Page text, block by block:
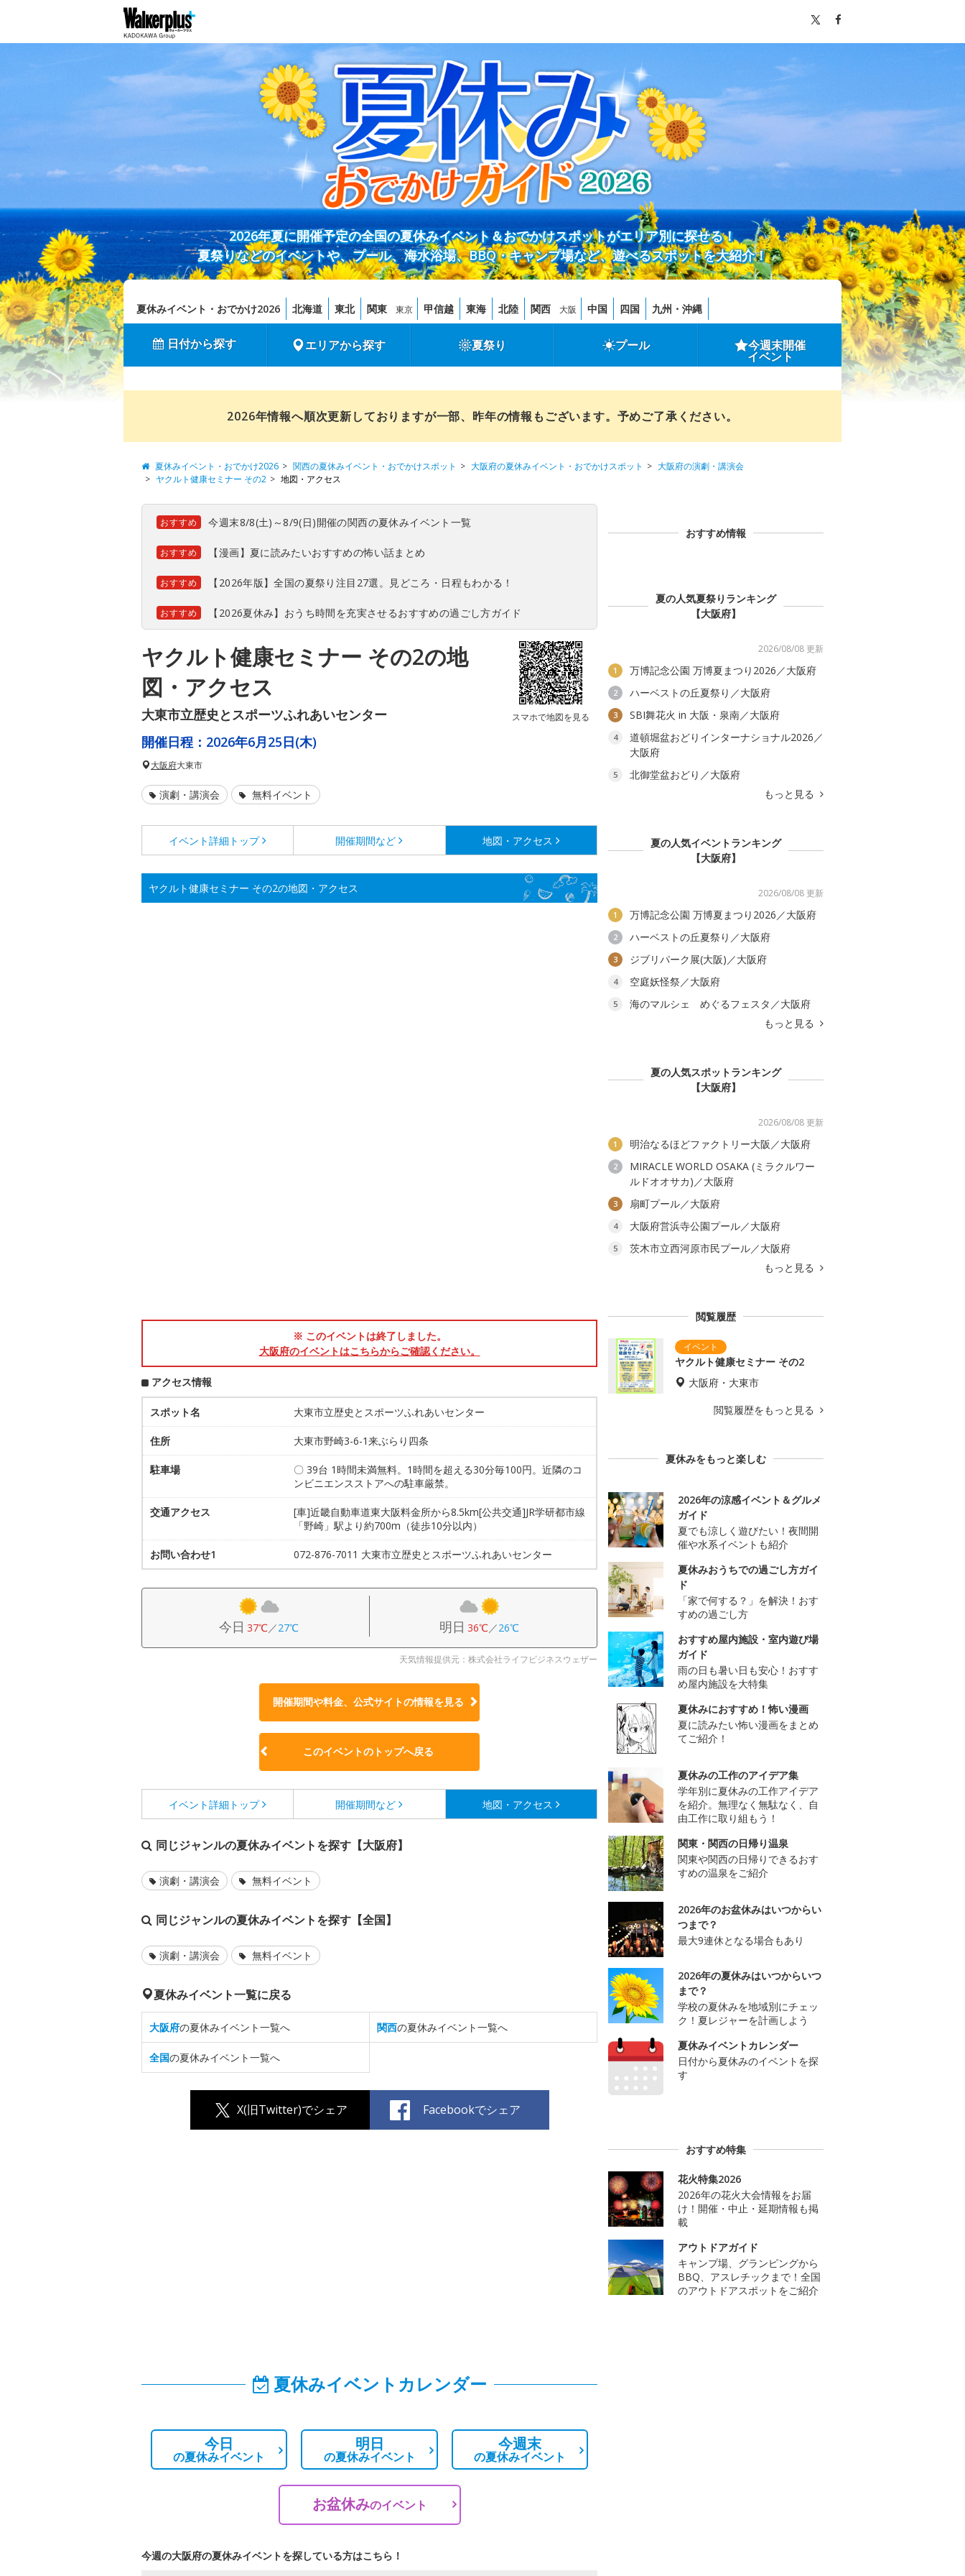
2026年夏に開催予定の全国の夏休みイベント＆おでかけスポットがエリア別に探せる！
夏祭りなどのイベントや、プール、海水浴場、BBQ・キャンプ場など、遊べるスポットを大紹介！
夏休みイベント・おでかけ2026 北海道 東北 関東 東京 甲信越 東海 北陸 関西 大阪 中国 四国 九州・沖縄
日付から探す エリアから探す 夏祭り プール 今週末開催
イベント
2026年情報へ順次更新しておりますが一部、昨年の情報もございます。予めご了承ください。
夏休みイベント・おでかけ2026 関西の夏休みイベント・おでかけスポット 大阪府の夏休みイベント・おでかけスポット
大阪府の演劇・講演会
ヤクルト健康セミナー その2
地図・アクセス
おすすめ 今週末8/8(土)～8/9(日)開催の関西の夏休みイベント一覧
おすすめ 【漫画】夏に読みたいおすすめの怖い話まとめ
おすすめ 【2026年版】全国の夏祭り注目27選。見どころ・日程もわかる！
おすすめ 【2026夏休み】おうち時間を充実させるおすすめの過ごし方ガイド
ヤクルト健康セミナー その2の地
図・アクセス
大東市立歴史とスポーツふれあいセンター スマホで地図を見る
開催日程： 2026年6月25日(木)
大阪府大東市
演劇・講演会 無料イベント
イベント詳細 トップ 開催期間など 地図・アクセス
ヤクルト健康セミナー その2の地図・アクセス
※ このイベントは終了しました。
大阪府のイベントはこちらからご確認ください。
アクセス情報
スポット名 大東市立歴史とスポーツふれあいセンター
住所 大東市野崎3-6-1来ぶらり四条
駐車場
〇 39台 1時間未満無料。1時間を超える30分毎100円。近隣のコ
ンビニエンスストアへの駐車厳禁。
交通アクセス
[車]近畿自動車道東大阪料金所から8.5km[公共交通]JR学研都市線
「野崎」駅より約700m（徒歩10分以内）
お問い合わせ1 072-876-7011 大東市立歴史とスポーツふれあいセンター
今日 37℃／27℃ 明日 36℃／26℃
天気情報提供元：株式会社ライフビジネスウェザー
開催期間や料金、公式サイトの情報を見る
このイベントのトップへ戻る
イベント詳細 トップ 開催期間など 地図・アクセス
同じジャンルの夏休みイベントを探す【大阪府】
演劇・講演会 無料イベント
同じジャンルの夏休みイベントを探す【全国】
演劇・講演会 無料イベント
夏休みイベント一覧に戻る
大阪府の夏休みイベント一覧へ 関西の夏休みイベント一覧へ
全国の夏休みイベント一覧へ
X(旧Twitter)でシェア Facebookでシェア
夏休みイベントカレンダー
今日
の夏休みイベント
明日
の夏休みイベント
今週末
の夏休みイベント
お盆休みのイベント
今週の大阪府の夏休みイベントを探している方はこちら！
おすすめ情報
夏の人気夏祭りランキング
【大阪府】
2026/08/08 更新
1 万博記念公園 万博夏まつり2026／大阪府
2 ハーベストの丘夏祭り／大阪府
3 SBI舞花火 in 大阪・泉南／大阪府
4
道頓堀盆おどりインターナショナル2026／
大阪府
5
北御堂盆おどり／大阪府
もっと見る
夏の人気イベントランキング
【大阪府】
2026/08/08 更新
1 万博記念公園 万博夏まつり2026／大阪府
2 ハーベストの丘夏祭り／大阪府
3 ジブリパーク展(大阪)／大阪府
4 空庭妖怪祭／大阪府
5
海のマルシェ めぐるフェスタ／大阪府
もっと見る
夏の人気スポットランキング
【大阪府】
2026/08/08 更新
1 明治なるほどファクトリー大阪／大阪府
2
MIRACLE WORLD OSAKA (ミラクルワー
ルドオオサカ)／大阪府
3 扇町プール／大阪府
4 大阪府営浜寺公園プール／大阪府
5
茨木市立西河原市民プール／大阪府
もっと見る
閲覧履歴
ヤクルト健康セミナー その2
大阪府・大東市
閲覧履歴をもっと見る
夏休みをもっと楽しむ
2026年の涼感イベント＆グルメ
ガイド
夏でも涼しく遊びたい！夜間開
催や水系イベントも紹介
夏休みおうちでの過ごし方ガイ
ド
「家で何する？」を解決！おす
すめの過ごし方
おすすめ屋内施設・室内遊び場
ガイド
雨の日も暑い日も安心！おすす
め屋内施設を大特集
夏休みにおすすめ！怖い漫画
夏に読みたい怖い漫画をまとめ
てご紹介！
夏休みの工作のアイデア集
学年別に夏休みの工作アイデア
を紹介。無理なく無駄なく、自
由工作に取り組もう！
関東・関西の日帰り温泉
関東や関西の日帰りできるおす
すめの温泉をご紹介
2026年のお盆休みはいつからい
つまで？
最大9連休となる場合もあり
2026年の夏休みはいつからいつ
まで？
学校の夏休みを地域別にチェッ
ク！夏レジャーを計画しよう
夏休みイベントカレンダー
日付から夏休みのイベントを探
す
おすすめ特集
花火特集2026
2026年の花火大会情報をお届
け！開催・中止・延期情報も掲
載
アウトドアガイド
キャンプ場、グランピングから
BBQ、アスレチックまで！全国
のアウトドアスポットをご紹介